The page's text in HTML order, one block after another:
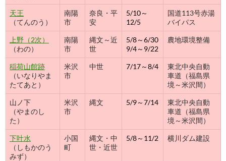
天王
（てんのう）
南陽
市
奈良・平
安
5/10～
12/5
国道113号赤湯
バイパス
上野（2次）
（わの）
南陽
市
縄文～近
世
5/8～6/30
9/4～9/22
農地環境整備
稲荷山館跡
（いなりやま
たてあと）
米沢
市
中世 7/17～8/4
東北中央自動
車道（福島県
境～米沢間）
山ノ下
（やまのし
た）
米沢
市
縄文 5/9～7/14
東北中央自動
車道（福島県
境～米沢間）
下叶水
（しもかのう
みず）
小国
町
縄文・中
世・近世
5/8～11/2 横川ダム建設